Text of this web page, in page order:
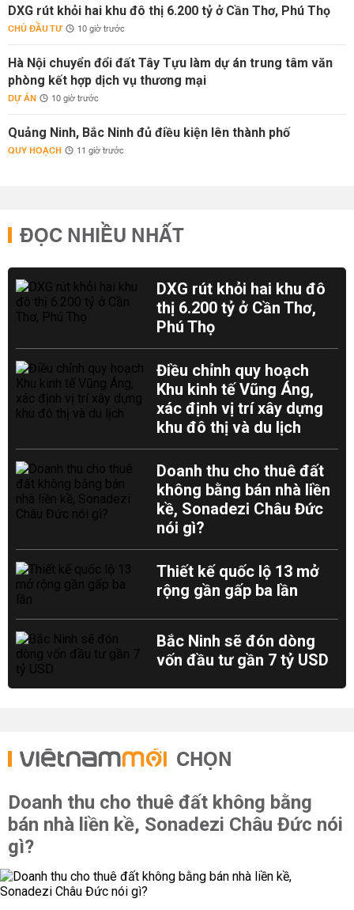
DXG rút khỏi hai khu đô thị 6.200 tỷ ở Cần Thơ, Phú Thọ
CHỦ ĐẦU TƯ 10 giờ trước
Hà Nội chuyển đổi đất Tây Tựu làm dự án trung tâm văn
phòng kết hợp dịch vụ thương mại
DỰ ÁN 10 giờ trước
Quảng Ninh, Bắc Ninh đủ điều kiện lên thành phố
QUY HOẠCH 11 giờ trước
ĐỌC NHIỀU NHẤT
DXG rút khỏi hai khu đô
thị 6.200 tỷ ở Cần Thơ,
Phú Thọ
Điều chỉnh quy hoạch
Khu kinh tế Vũng Áng,
xác định vị trí xây dựng
khu đô thị và du lịch
Doanh thu cho thuê đất
không bằng bán nhà liền
kề, Sonadezi Châu Đức
nói gì?
Thiết kế quốc lộ 13 mở
rộng gần gấp ba lần
Bắc Ninh sẽ đón dòng
vốn đầu tư gần 7 tỷ USD
CHỌN
Doanh thu cho thuê đất không bằng
bán nhà liền kề, Sonadezi Châu Đức nói
gì?